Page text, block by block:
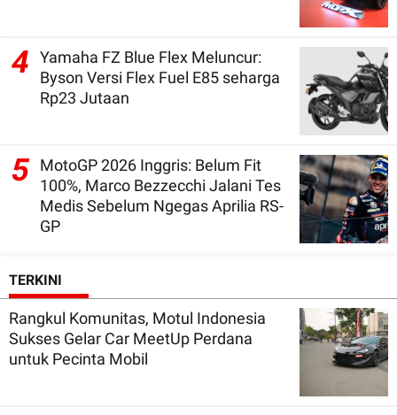
4
Yamaha FZ Blue Flex Meluncur:
Byson Versi Flex Fuel E85 seharga
Rp23 Jutaan
5 MotoGP 2026 Inggris: Belum Fit
100%, Marco Bezzecchi Jalani Tes
Medis Sebelum Ngegas Aprilia RS-
GP
TERKINI
Rangkul Komunitas, Motul Indonesia
Sukses Gelar Car MeetUp Perdana
untuk Pecinta Mobil